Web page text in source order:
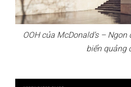
OOH của McDonald’s –
biển quảng